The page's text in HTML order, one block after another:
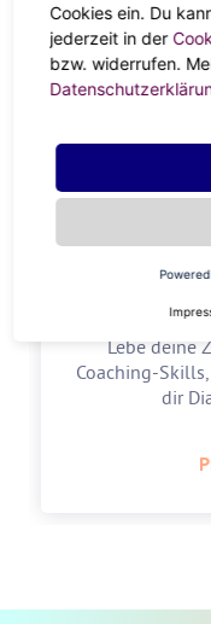
Lebe deine
Coaching-
dir
Cookies ein. Du
jederzeit in der
bzw. widerrufen.